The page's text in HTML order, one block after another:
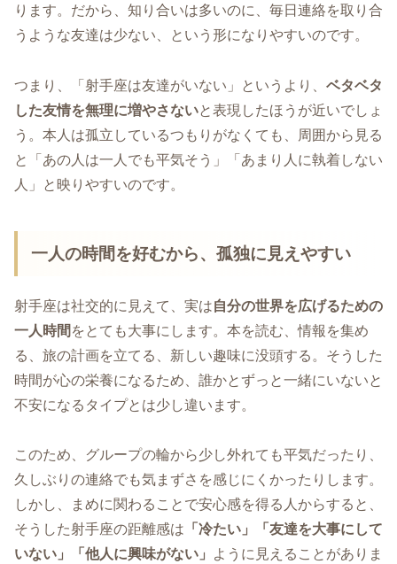
ります。だから、知り合いは多いのに、毎日連絡を取り合
うような友達は少ない、という形になりやすいのです。
つまり、「射手座は友達がいない」というより、 ベタベタ
した友情を無理に増やさないと表現したほうが近いでしょ
う。本人は孤立しているつもりがなくても、周囲から見る
と「あの人は一人でも平気そう」「あまり人に執着しない
人」と映りやすいのです。
一人の時間を好むから、孤独に見えやすい
射手座は社交的に見えて、実は自分の世界を広げるための
一人時間 をとても大事にします。本を読む、情報を集め
る、旅の計画を立てる、新しい趣味に没頭する。そうした
時間が心の栄養になるため、誰かとずっと一緒にいないと
不安になるタイプとは少し違います。
このため、グループの輪から少し外れても平気だったり、
久しぶりの連絡でも気まずさを感じにくかったりします。
しかし、まめに関わることで安心感を得る人からすると、
そうした射手座の距離感は 「冷たい」「友達を大事にして
いない」「他人に興味がない」
ように見えることがありま